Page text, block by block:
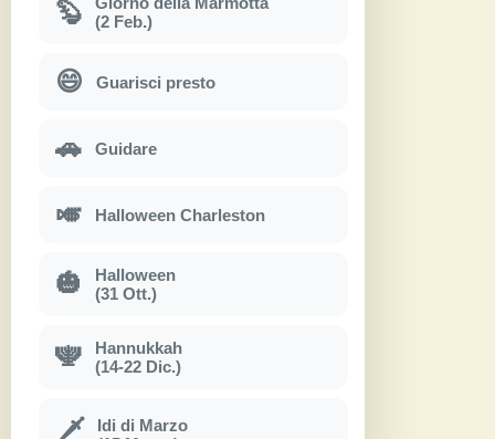
🦫
(2 Feb.)
😄 Guarisci presto
🚗 Guidare
🎺 Halloween Charleston
🎃
Halloween
(31 Ott.)
🕎
Hannukkah
(14-22 Dic.)
🗡
Idi di Marzo